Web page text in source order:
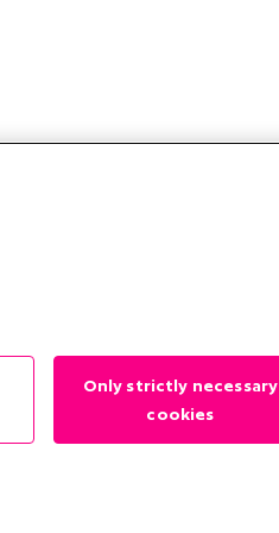
Only strictly necessary
cookies